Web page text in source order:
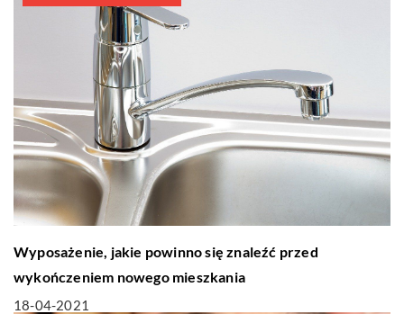
Wyposażenie, jakie powinno się znaleźć przed
wykończeniem nowego mieszkania
18-04-2021